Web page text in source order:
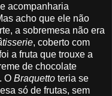
acompanharia
acho que ele não
a sobremesa não era
, coberto com
a fruta que trouxe a
de chocolate
O Braquetto teria se
só de frutas, sem